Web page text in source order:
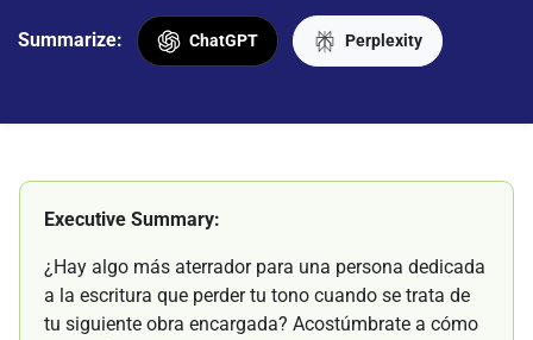
Summarize: ChatGPT Perplexity
Executive Summary:
¿Hay algo más aterrador para una persona dedicada
a la escritura que perder tu tono cuando se trata de
tu siguiente obra encargada? Acostúmbrate a cómo